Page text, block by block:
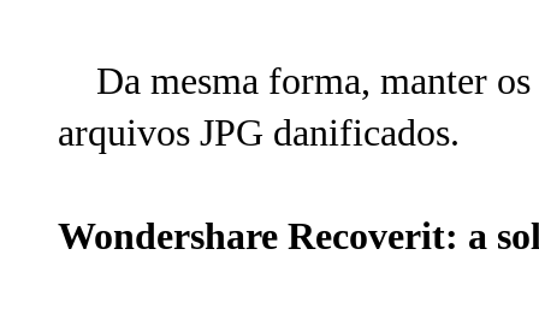
Da mesma forma, manter os
arquivos JPG danificados.
Wondershare Recoverit: a